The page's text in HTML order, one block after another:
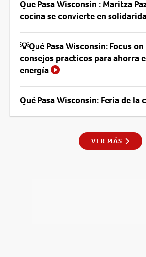
Que Pasa Wisconsin : Maritza
cocina se convierte en
💡Qué Pasa Wisconsin: Focus
consejos practicos para ahorra
energía
Qué Pasa Wisconsin: Feria de la
VER MÁS